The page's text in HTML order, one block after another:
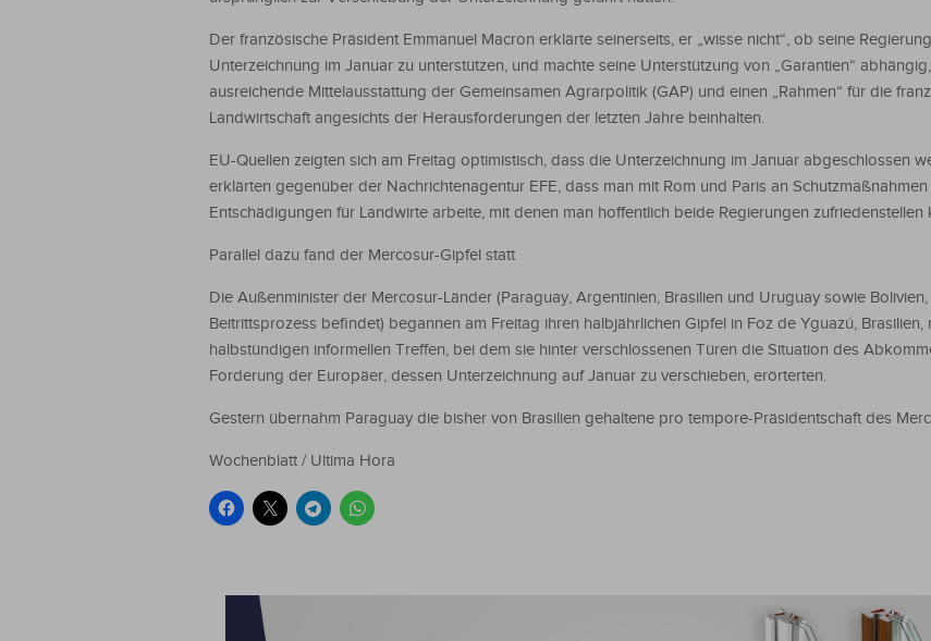
Der französische Präsident Emmanuel Macron erklärte seinerseits, er „wisse nicht“, ob seine
Unterzeichnung im Januar zu unterstützen, und machte seine Unterstützung von „Garantien“
ausreichende Mittelausstattung der Gemeinsamen Agrarpolitik (GAP) und einen „Rahmen“ für die
Landwirtschaft angesichts der Herausforderungen der letzten Jahre beinhalten.
EU-Quellen zeigten sich am Freitag optimistisch, dass die Unterzeichnung im Januar abgeschlossen
erklärten gegenüber der Nachrichtenagentur EFE, dass man mit Rom und Paris an
Entschädigungen für Landwirte arbeite, mit denen man hoffentlich beide Regierungen zufriedenstellen
Parallel dazu fand der Mercosur-Gipfel statt
Die Außenminister der Mercosur-Länder (Paraguay, Argentinien, Brasilien und Uruguay sowie
Beitrittsprozess befindet) begannen am Freitag ihren halbjährlichen Gipfel in Foz de Yguazú, Brasilien,
halbstündigen informellen Treffen, bei dem sie hinter verschlossenen Türen die Situation des
Forderung der Europäer, dessen Unterzeichnung auf Januar zu verschieben, erörterten.
Gestern übernahm Paraguay die bisher von Brasilien gehaltene pro tempore-Präsidentschaft des
Wochenblatt / Ultima Hora